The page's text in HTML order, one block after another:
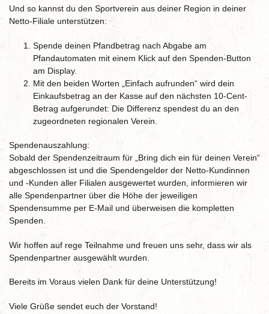
Und so kannst du den Sportverein aus deiner Region in deiner
Netto-Filiale unterstützen:
Spende deinen Pfandbetrag nach Abgabe am
Pfandautomaten mit einem Klick auf den Spenden-Button
am Display.
Mit den beiden Worten „Einfach aufrunden“ wird dein
Einkaufsbetrag an der Kasse auf den nächsten 10-Cent-
Betrag aufgerundet: Die Differenz spendest du an den
zugeordneten regionalen Verein.
Spendenauszahlung:
Sobald der Spendenzeitraum für „Bring dich ein für deinen Verein“
abgeschlossen ist und die Spendengelder der Netto-Kundinnen
und -Kunden aller Filialen ausgewertet wurden, informieren wir
alle Spendenpartner über die Höhe der jeweiligen
Spendensumme per E-Mail und überweisen die kompletten
Spenden.
Wir hoffen auf rege Teilnahme und freuen uns sehr, dass wir als
Spendenpartner ausgewählt wurden.
Bereits im Voraus vielen Dank für deine Unterstützung!
Viele Grüße sendet euch der Vorstand!